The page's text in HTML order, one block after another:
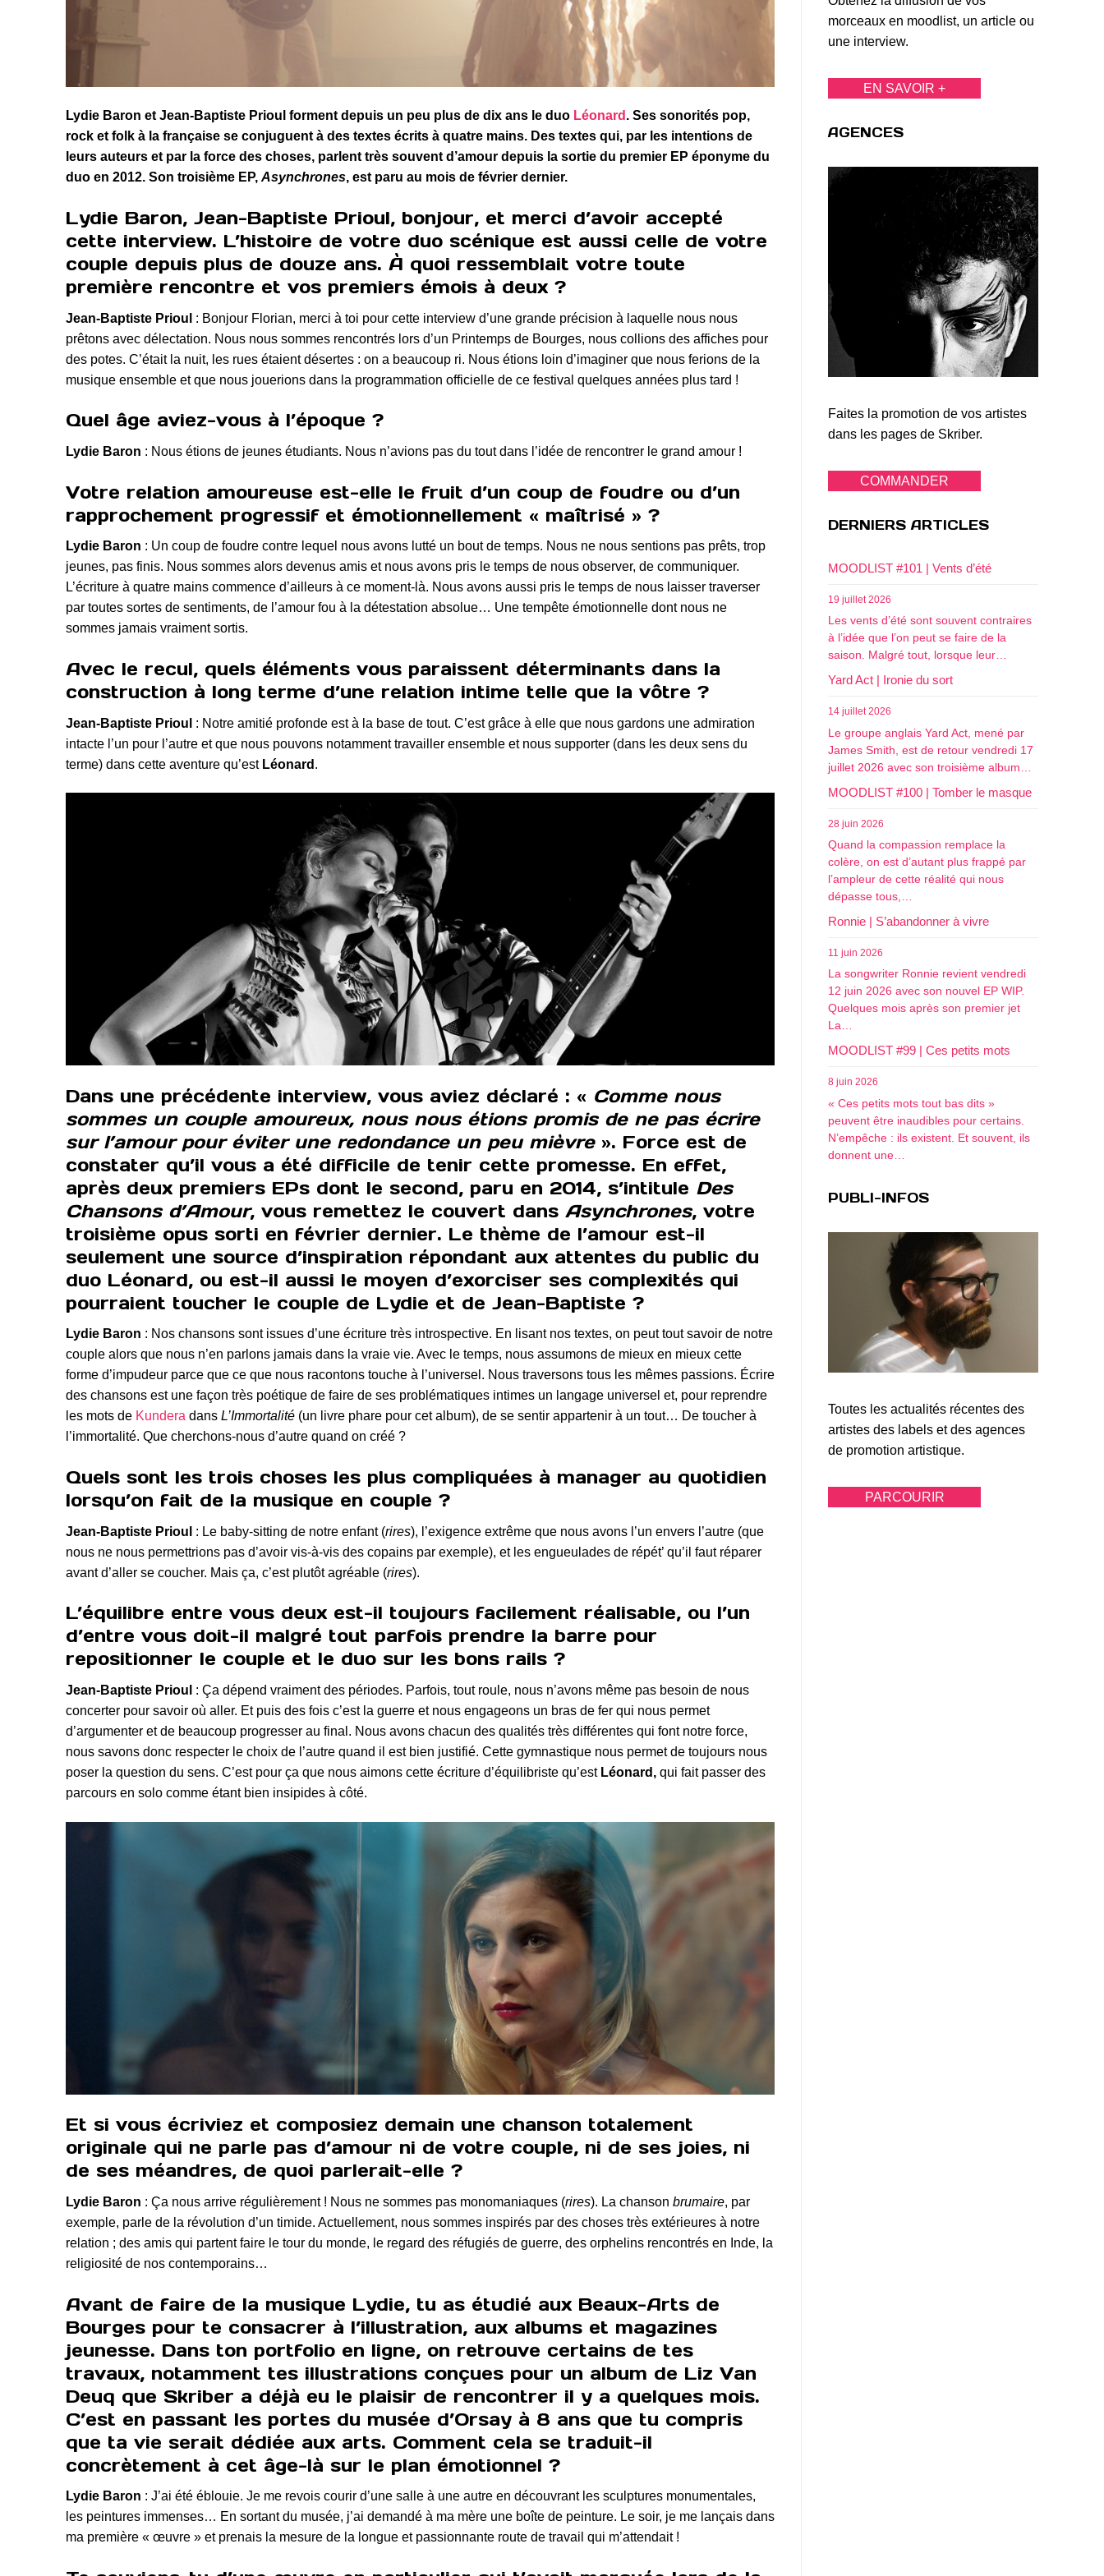
Lydie Baron et Jean-Baptiste Prioul forment depuis un peu plus de dix ans le duo Léonard . Ses sonorités pop,
rock et folk à la française se conjuguent à des textes écrits à quatre mains. Des textes qui, par les intentions de
leurs auteurs et par la force des choses, parlent très souvent d’amour depuis la sortie du premier EP éponyme du
duo en 2012. Son troisième EP, Asynchrones, est paru au mois de février dernier.
Lydie Baron, Jean-Baptiste Prioul, bonjour, et merci d’avoir accepté
cette interview. L’histoire de votre duo scénique est aussi celle de votre
couple depuis plus de douze ans. À quoi ressemblait votre toute
première rencontre et vos premiers émois à deux ?
Jean-Baptiste Prioul : Bonjour Florian, merci à toi pour cette interview d’une grande précision à laquelle nous nous
prêtons avec délectation. Nous nous sommes rencontrés lors d’un Printemps de Bourges, nous collions des affiches pour
des potes. C’était la nuit, les rues étaient désertes : on a beaucoup ri. Nous étions loin d’imaginer que nous ferions de la
musique ensemble et que nous jouerions dans la programmation officielle de ce festival quelques années plus tard !
Quel âge aviez-vous à l’époque ?
Lydie Baron : Nous étions de jeunes étudiants. Nous n’avions pas du tout dans l’idée de rencontrer le grand amour !
Votre relation amoureuse est-elle le fruit d’un coup de foudre ou d’un
rapprochement progressif et émotionnellement « maîtrisé » ?
Lydie Baron : Un coup de foudre contre lequel nous avons lutté un bout de temps. Nous ne nous sentions pas prêts, trop
jeunes, pas finis. Nous sommes alors devenus amis et nous avons pris le temps de nous observer, de communiquer.
L’écriture à quatre mains commence d’ailleurs à ce moment-là. Nous avons aussi pris le temps de nous laisser traverser
par toutes sortes de sentiments, de l’amour fou à la détestation absolue… Une tempête émotionnelle dont nous ne
sommes jamais vraiment sortis.
Avec le recul, quels éléments vous paraissent déterminants dans la
construction à long terme d’une relation intime telle que la vôtre ?
Jean-Baptiste Prioul : Notre amitié profonde est à la base de tout. C’est grâce à elle que nous gardons une admiration
intacte l’un pour l’autre et que nous pouvons notamment travailler ensemble et nous supporter (dans les deux sens du
terme) dans cette aventure qu’est Léonard .
Dans une précédente interview, vous aviez déclaré : « Comme nous
sommes un couple amoureux, nous nous étions promis de ne pas écrire
sur l’amour pour éviter une redondance un peu mièvre». Force est de
constater qu’il vous a été difficile de tenir cette promesse. En effet,
après deux premiers EPs dont le second, paru en 2014, s’intitule Des
Chansons d’Amour, vous remettez le couvert dans Asynchrones, votre
troisième opus sorti en février dernier. Le thème de l’amour est-il
seulement une source d’inspiration répondant aux attentes du public du
duo Léonard, ou est-il aussi le moyen d’exorciser ses complexités qui
pourraient toucher le couple de Lydie et de Jean-Baptiste ?
Lydie Baron : Nos chansons sont issues d’une écriture très introspective. En lisant nos textes, on peut tout savoir de notre
couple alors que nous n’en parlons jamais dans la vraie vie. Avec le temps, nous assumons de mieux en mieux cette
forme d’impudeur parce que ce que nous racontons touche à l’universel. Nous traversons tous les mêmes passions. Écrire
des chansons est une façon très poétique de faire de ses problématiques intimes un langage universel et, pour reprendre
les mots de Kundera dans L’Immortalité (un livre phare pour cet album), de se sentir appartenir à un tout… De toucher à
l’immortalité. Que cherchons-nous d’autre quand on créé ?
Quels sont les trois choses les plus compliquées à manager au quotidien
lorsqu’on fait de la musique en couple ?
Jean-Baptiste Prioul : Le baby-sitting de notre enfant (rires), l’exigence extrême que nous avons l’un envers l’autre (que
nous ne nous permettrions pas d’avoir vis-à-vis des copains par exemple), et les engueulades de répét’ qu’il faut réparer
avant d’aller se coucher. Mais ça, c’est plutôt agréable (rires).
L’équilibre entre vous deux est-il toujours facilement réalisable, ou l’un
d’entre vous doit-il malgré tout parfois prendre la barre pour
repositionner le couple et le duo sur les bons rails ?
Jean-Baptiste Prioul : Ça dépend vraiment des périodes. Parfois, tout roule, nous n’avons même pas besoin de nous
concerter pour savoir où aller. Et puis des fois c’est la guerre et nous engageons un bras de fer qui nous permet
d’argumenter et de beaucoup progresser au final. Nous avons chacun des qualités très différentes qui font notre force,
nous savons donc respecter le choix de l’autre quand il est bien justifié. Cette gymnastique nous permet de toujours nous
poser la question du sens. C’est pour ça que nous aimons cette écriture d’équilibriste qu’est Léonard, qui fait passer des
parcours en solo comme étant bien insipides à côté.
Et si vous écriviez et composiez demain une chanson totalement
originale qui ne parle pas d’amour ni de votre couple, ni de ses joies, ni
de ses méandres, de quoi parlerait-elle ?
Lydie Baron : Ça nous arrive régulièrement ! Nous ne sommes pas monomaniaques (rires). La chanson brumaire, par
exemple, parle de la révolution d’un timide. Actuellement, nous sommes inspirés par des choses très extérieures à notre
relation ; des amis qui partent faire le tour du monde, le regard des réfugiés de guerre, des orphelins rencontrés en Inde, la
religiosité de nos contemporains…
Avant de faire de la musique Lydie, tu as étudié aux Beaux-Arts de
Bourges pour te consacrer à l’illustration, aux albums et magazines
jeunesse. Dans ton portfolio en ligne, on retrouve certains de tes
travaux, notamment tes illustrations conçues pour un album de Liz Van
Deuq que Skriber a déjà eu le plaisir de rencontrer il y a quelques mois.
C’est en passant les portes du musée d’Orsay à 8 ans que tu compris
que ta vie serait dédiée aux arts. Comment cela se traduit-il
concrètement à cet âge-là sur le plan émotionnel ?
Lydie Baron : J’ai été éblouie. Je me revois courir d’une salle à une autre en découvrant les sculptures monumentales,
les peintures immenses… En sortant du musée, j’ai demandé à ma mère une boîte de peinture. Le soir, je me lançais dans
ma première « œuvre » et prenais la mesure de la longue et passionnante route de travail qui m’attendait !
morceaux en moodlist, un article ou
une interview.
EN SAVOIR +
AGENCES
Faites la promotion de vos artistes
dans les pages de Skriber.
COMMANDER
DERNIERS ARTICLES
MOODLIST #101 | Vents d’été
19 juillet 2026
Les vents d’été sont souvent contraires
à l’idée que l’on peut se faire de la
saison. Malgré tout, lorsque leur…
Yard Act | Ironie du sort
14 juillet 2026
Le groupe anglais Yard Act, mené par
James Smith, est de retour vendredi 17
juillet 2026 avec son troisième album…
MOODLIST #100 | Tomber le masque
28 juin 2026
Quand la compassion remplace la
colère, on est d’autant plus frappé par
l’ampleur de cette réalité qui nous
dépasse tous,…
Ronnie | S’abandonner à vivre
11 juin 2026
La songwriter Ronnie revient vendredi
12 juin 2026 avec son nouvel EP WIP.
Quelques mois après son premier jet
La…
MOODLIST #99 | Ces petits mots
8 juin 2026
« Ces petits mots tout bas dits »
peuvent être inaudibles pour certains.
N’empêche : ils existent. Et souvent, ils
donnent une…
PUBLI-INFOS
Toutes les actualités récentes des
artistes des labels et des agences
de promotion artistique.
PARCOURIR